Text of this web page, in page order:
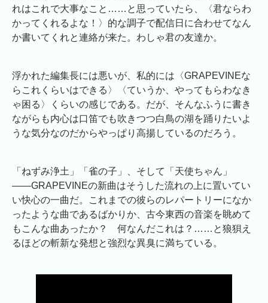
れはこれで大事なこと……と思っていたら、〈君ならわ
かってくれるよな！〉的な調子で配信日に合わせてなん
か書いてくれと連絡が来た。わしゃ君の友達か。
浮かれた編集長には悪いが、私的には〈GRAPEVINEな
らこれくらいはできる〉〈ていうか、やってもらわなき
ゃ困る〉くらいの感じである。だが、そんなふうに書き
ながらも内心は口笛でも吹きつつ白鳥の湖を踊りたいよ
うな気分なのだからやっぱり高揚しているのだろう。
「ねずみ浄土」「雀の子」、そして「天使ちゃん」
――GRAPEVINEの新曲はそうした流れの上に置いてい
い快心の一曲だ。これまでの彼らのレパートリーになか
ったような曲であるばかりか、古今東西の音楽を眺めて
もこんな曲あったか？ 何なんだこれは？……と狼狽え
るほどの斬新な発想と強烈な異臭に満ちている。